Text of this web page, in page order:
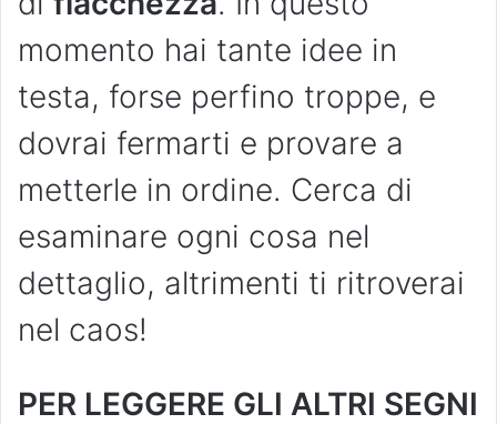
momento hai tante idee in
testa, forse perfino troppe, e
dovrai fermarti e provare a
metterle in ordine. Cerca di
esaminare ogni cosa nel
dettaglio, altrimenti ti ritroverai
nel caos!
PER LEGGERE GLI ALTRI SEGNI